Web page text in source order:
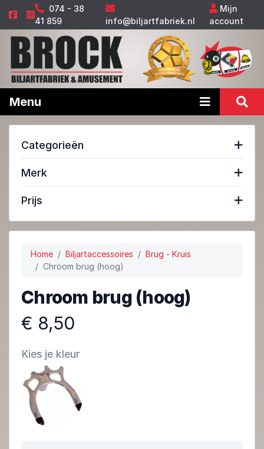
074 - 38
41 859
info@biljartfabriek.nl
Mijn
account
Menu
Categorieën
Merk
Prijs
Home Biljartaccessoires
Brug - Kruis
Chroom brug (hoog)
Chroom brug (hoog)
€ 8,50
Kies je kleur